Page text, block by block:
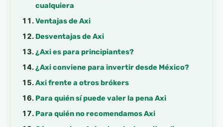
cualquiera
Ventajas de Axi
Desventajas de Axi
¿Axi es para principiantes?
¿Axi conviene para invertir desde México?
Axi frente a otros brókers
Para quién sí puede valer la pena Axi
Para quién no recomendamos Axi